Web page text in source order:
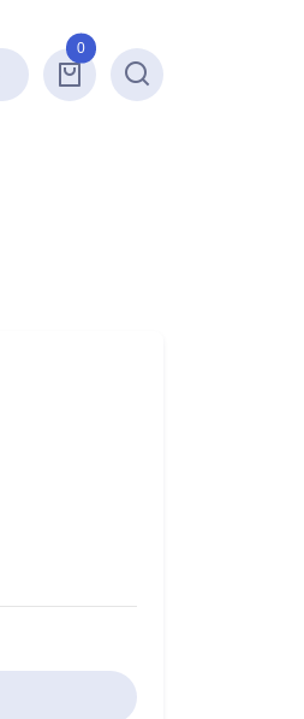
0
Recherche